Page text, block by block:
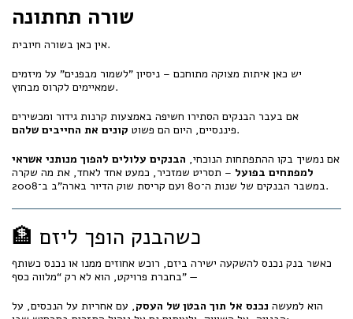
שורה תחתונה
אין כאן בשורה חיובית.
יש כאן איתות מצוקה מתוחכם – ניסיון "לשמור מבפנים" על מיזמים
שמאיימים לקרוס מבחוץ.
אם בעבר הבנקים הסתירו חשיפה באמצעות קרנות גידור ומכשירים
פיננסיים, היום הם פשוט קונים את החייבים שלהם
.
אם נמשיך בקו ההתפתחות הנוכחי, הבנקים עלולים להפוך מנותני אשראי
למפתחים בפועל – תסריט שמזכיר, כמעט אחד לאחד, את מה שקרה
במשבר הבנקים של שנות ה־80 ועם קריסת שוק הדיור בארה"ב ב־2008.
🏦 כשהבנק הופך ליזם
כאשר בנק נכנס להשקעה ישירה ביזם, רוכש אחוזים ממנו או נכנס כשותף
בחברת פרויקט, הוא לא רק “מלווה כסף” —
הוא למעשה נכנס אל תוך הבטן של העסק, עם אחריות על הנכסים, על